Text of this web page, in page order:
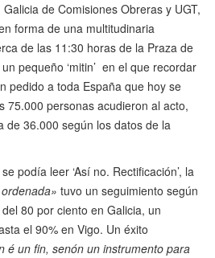
de Comisiones Obreras y UGT,
forma de una multitudinaria
de las 11:30 horas de la Praza de
pequeño ‘mitin’ en el que recordar
pedido a toda España que hoy se
75.000 personas acudieron al acto,
de 36.000 según los datos de la
podía leer ‘Así no. Rectificación’, la
tuvo un seguimiento según
80 por ciento en Galicia, un
el 90% en Vigo. Un éxito
é un fin, senón un instrumento para